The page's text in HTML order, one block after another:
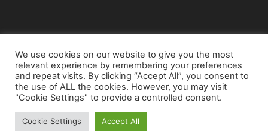
© Copyright 2015 - www.airnews.gr
We use cookies on our website to give you the most
relevant experience by remembering your preferences
and repeat visits. By clicking “Accept All”, you consent to
the use of ALL the cookies. However, you may visit
"Cookie Settings" to provide a controlled consent.
Cookie Settings Accept All